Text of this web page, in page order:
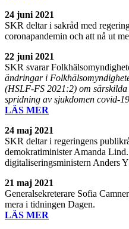
24 juni 2021
SKR deltar i sakråd med
coronapandemin och att nå ut
22 juni 2021
SKR svarar
ändringar i
(HSLF-FS 2021:2) om
spridning av sjukdomen covid-
LÄS MER
24 maj 2021
SKR deltar i regeringens
demokratiminister Amanda
digitaliseringsministern Anders
21 maj 2021
Generalsekreterare Sofia
mera i tidningen Dagen.
LÄS MER